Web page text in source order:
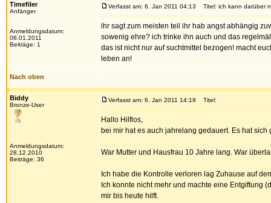
Timefiler
Anfänger
Anmeldungsdatum:
06.01.2011
Beiträge: 1
Verfasst am: 6. Jan 2011 04:13 Titel: ich kann darüber
ihr sagt zum meisten teil ihr hab angst abhängig
sowenig ehre? ich trinke ihn auch und das
das ist nicht nur auf suchtmittel bezogen! macht
leben an!
Nach oben
Biddy
Bronze-User
Anmeldungsdatum:
28.12.2010
Beiträge: 36
Verfasst am: 6. Jan 2011 14:19 Titel:
Hallo Hilflos,
bei mir hat es auch jahrelang gedauert. Es hat
War Mutter und Hausfrau 10 Jahre lang. War
Ich habe die Kontrolle verloren lag Zuhause auf
Ich konnte nicht mehr und machte eine Entgiftung
mir bis heute hilft.